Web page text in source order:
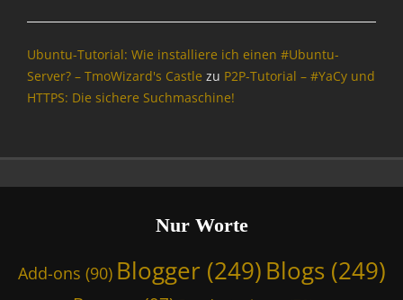
e
e
d
e
a
Ubuntu-Tutorial: Wie installiere ich einen #Ubuntu-
Server? – TmoWizard's Castle zu P2P-Tutorial – #YaCy und
HTTPS: Die sichere Suchmaschine!
Nur Worte
Add-ons (90) Blogger (249) Blogs(249)